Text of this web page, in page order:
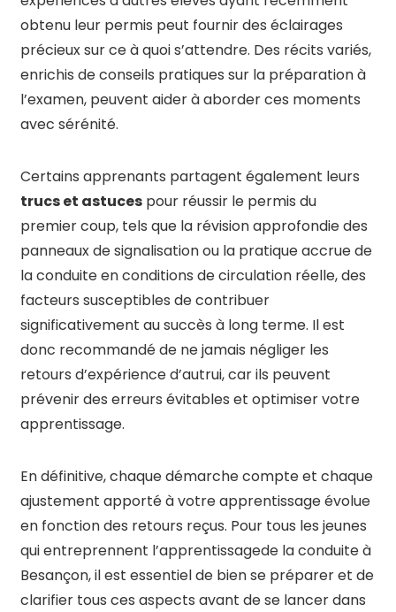
obtenu leur permis peut fournir des éclairages
précieux sur ce à quoi s’attendre. Des récits variés,
enrichis de conseils pratiques sur la préparation à
l’examen, peuvent aider à aborder ces moments
avec sérénité.
Certains apprenants partagent également leurs
trucs et astuces pour réussir le permis du
premier coup, tels que la révision approfondie des
panneaux de signalisation ou la pratique accrue de
la conduite en conditions de circulation réelle, des
facteurs susceptibles de contribuer
significativement au succès à long terme. Il est
donc recommandé de ne jamais négliger les
retours d’expérience d’autrui, car ils peuvent
prévenir des erreurs évitables et optimiser votre
apprentissage.
En définitive, chaque démarche compte et chaque
ajustement apporté à votre apprentissage évolue
en fonction des retours reçus. Pour tous les jeunes
qui entreprennent l’apprentissagede la conduite à
Besançon, il est essentiel de bien se préparer et de
clarifier tous ces aspects avant de se lancer dans